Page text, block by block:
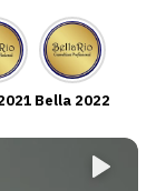
Bella 2022